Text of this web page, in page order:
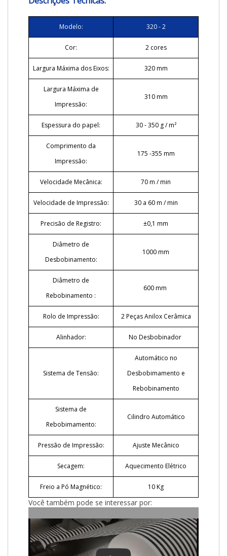
Modelo: 320 - 2
Cor: 2 cores
Largura Máxima dos Eixos: 320 mm
Largura Máxima de
Impressão:
310 mm
Espessura do papel: 30 - 350 g / m²
Comprimento da
Impressão:
175 -355 mm
Velocidade Mecânica: 70 m / min
Velocidade de Impressão: 30 a 60 m / min
Precisão de Registro: ±0,1 mm
Diâmetro de
Desbobinamento:
1000 mm
Diâmetro de
Rebobinamento :
600 mm
Rolo de Impressão: 2 Peças Anilox Cerâmica
Alinhador: No Desbobinador
Sistema de Tensão:
Automático no
Desbobimamento e
Rebobinamento
Sistema de
Rebobimamento:
Cilindro Automático
Pressão de Impressão: Ajuste Mecânico
Secagem: Aquecimento Elétrico
Freio a Pó Magnético: 10 Kg
Você também pode se interessar por: